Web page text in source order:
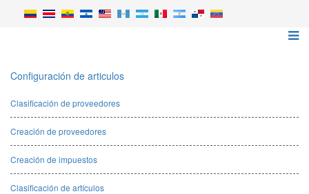
Configuración de articulos
Clasificación de proveedores
Creación de proveedores
Creación de impuestos
Clasificación de artículos